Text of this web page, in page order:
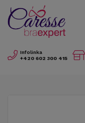
Infolinka
+420 602 300 415